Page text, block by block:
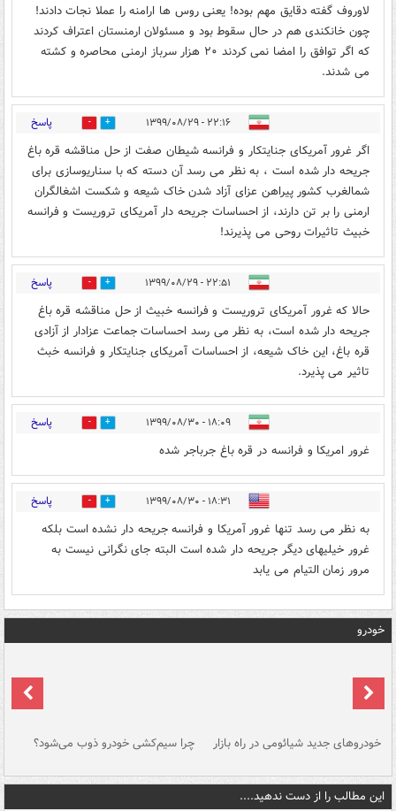
لاوروف گفته دقایق مهم بوده! یعنی روس ها ارامنه را عملا نجات دادند!
چون خانکندی هم در حال سقوط بود و مسئولان ارمنستان اعتراف کردند
که اگر توافق را امضا نمی کردند ۲۰ هزار سرباز ارمنی محاصره و کشته
می شدند.
۲۲:۱۶ - ۱۳۹۹/۰۸/۲۹ 9 پاسخ
اگر غرور آمریکای جنایتکار و فرانسه شیطان صفت از حل مناقشه قره باغ
جریحه دار شده است ، به نظر می رسد آن دسته که با سناریوسازی برای
شمالغرب کشور پیراهن عزای آزاد شدن خاک شیعه و شکست اشغالگران
ارمنی را بر تن دارند، از احساسات جریحه دار آمریکای تروریست و فرانسه
خبیث تاثیرات روحی می پذیرند!
۲۲:۵۱ - ۱۳۹۹/۰۸/۲۹ 16 پاسخ
حالا که غرور آمریکای تروریست و فرانسه خبیث از حل مناقشه قره باغ
جریحه دار شده است، به نظر می رسد احساسات جماعت عزادار از آزادی
قره باغ، این خاک شیعه، از احساسات آمریکای جنایتکار و فرانسه خبث
تاثیر می پذیرد.
۱۸:۰۹ - ۱۳۹۹/۰۸/۳۰ 0 پاسخ
غرور امریکا و فرانسه در قره باغ جرباجر شده
۱۸:۳۱ - ۱۳۹۹/۰۸/۳۰ 3 پاسخ
به نظر می رسد تنها غرور آمریکا و فرانسه جریحه دار نشده است بلکه
غرور خیلیهای دیگر جریحه دار شده است البته جای نگرانی نیست به
مرور زمان التیام می یابد
خودرو
خودروهای جدید شیائومی در راه بازار چرا سیم‌کشی خودرو ذوب می‌شود؟
این مطالب را از دست ندهید....